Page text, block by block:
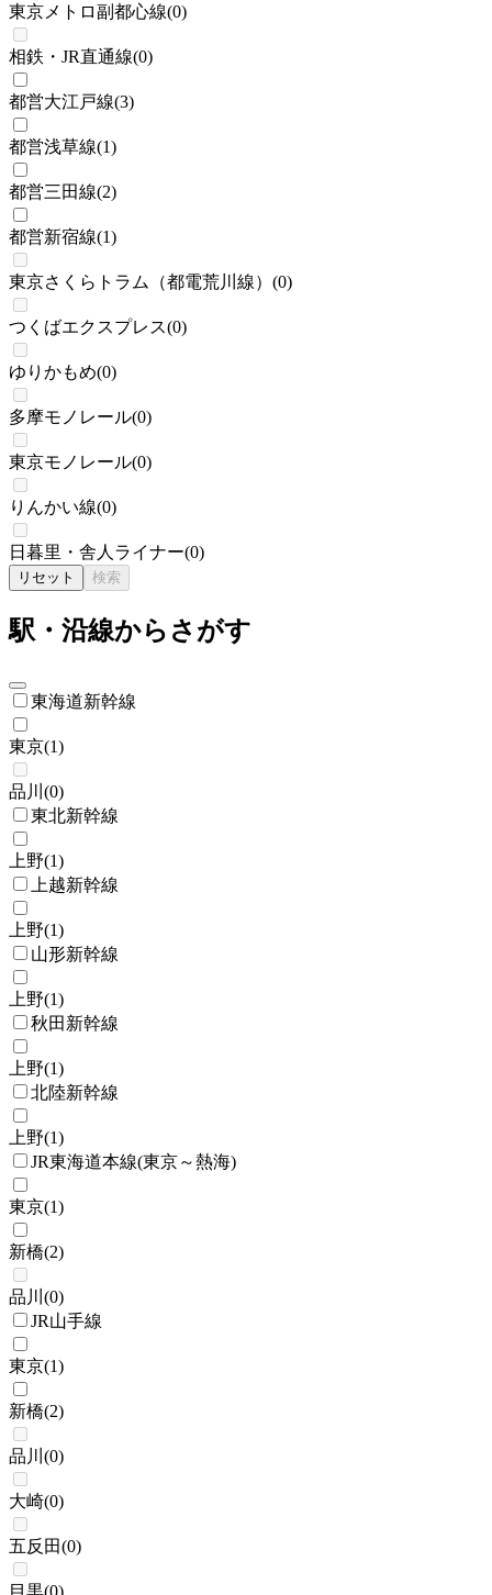
東京メトロ副都心線(0)
相鉄・JR直通線(0)
都営大江戸線(3)
都営浅草線(1)
都営三田線(2)
都営新宿線(1)
東京さくらトラム（都電荒川線） (0)
つくばエクスプレス(0)
ゆりかもめ(0)
多摩モノレール(0)
東京モノレール(0)
りんかい線(0)
日暮里・舎人ライナー(0)
リセット 検索
駅・沿線からさがす
東海道新幹線
東京(1)
品川 (0)
東北新幹線
上野(1)
上越新幹線
上野(1)
山形新幹線
上野(1)
秋田新幹線
上野(1)
北陸新幹線
上野(1)
JR東海道本線(東京～熱海)
東京(1)
新橋(2)
品川 (0)
JR山手線
東京(1)
新橋(2)
品川 (0)
大崎(0)
五反田(0)